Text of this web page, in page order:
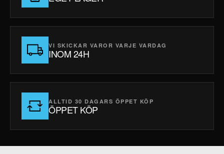
VI SKICKAR VAROR VARJE VARDAG
INOM 24H
ALLTID 30 DAGARS ÖPPET KÖP
ÖPPET KÖP